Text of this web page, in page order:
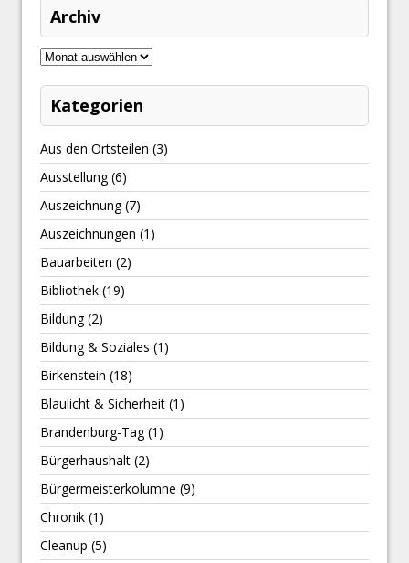
Archiv
Kategorien
Aus den Ortsteilen (3)
Ausstellung(6)
Auszeichnung(7)
Auszeichnungen (1)
Bauarbeiten (2)
Bibliothek (19)
Bildung(2)
Bildung & Soziales (1)
Birkenstein (18)
Blaulicht & Sicherheit (1)
Brandenburg-Tag(1)
Bürgerhaushalt (2)
Bürgermeisterkolumne (9)
Chronik (1)
Cleanup (5)